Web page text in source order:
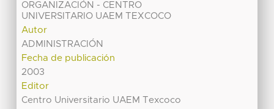
ORGANIZACIÓN - CENTRO
UNIVERSITARIO UAEM TEXCOCO
Autor
ADMINISTRACIÓN
Fecha de publicación
2003
Editor
Centro Universitario UAEM Texcoco